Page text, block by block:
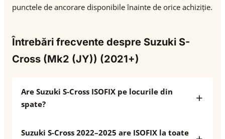
punctele de ancorare disponibile înainte de orice achiziție.
Întrebări frecvente despre Suzuki S-
Cross (Mk2 (JY)) (2021+)
Are Suzuki S-Cross ISOFIX pe locurile din
spate?
Suzuki S-Cross 2022–2025 are ISOFIX la toate